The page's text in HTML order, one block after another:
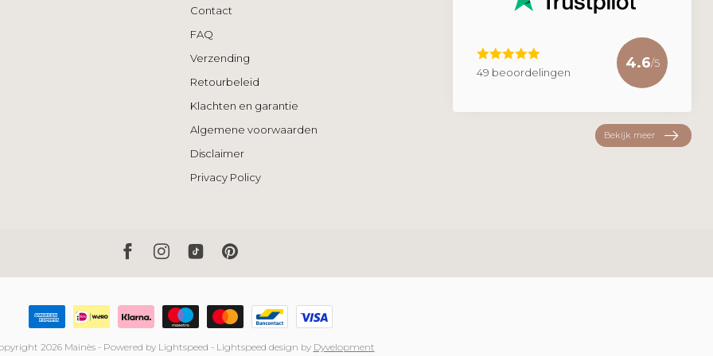
Contact
FAQ
Verzending
Retourbeleid
Klachten en garantie
Algemene voorwaarden
Disclaimer
Privacy Policy
49 beoordelingen
4.6/5
Bekijk meer
2026 Mainès - Powered by Lightspeed - Lightspeed design by Dyvelopment